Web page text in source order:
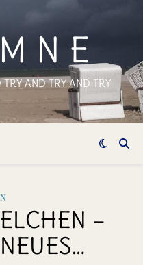
AND TRY AND TRY
–